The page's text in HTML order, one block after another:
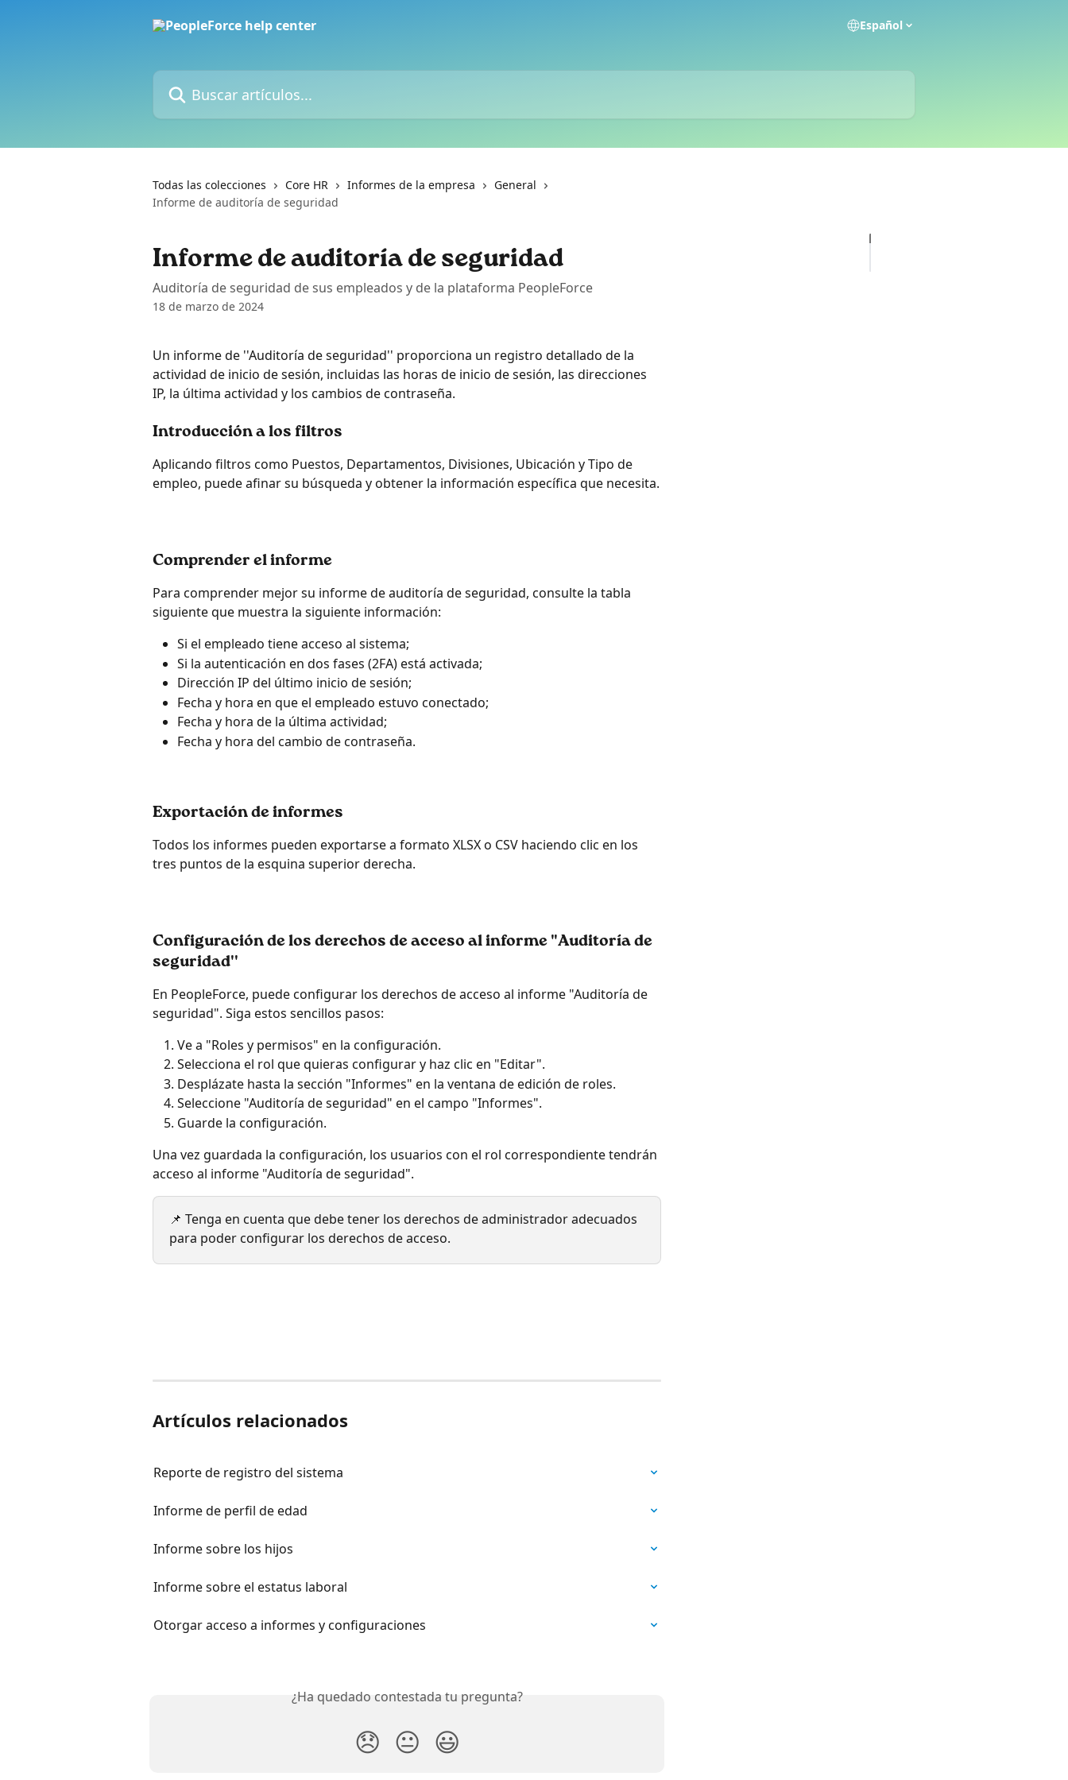
Español
Buscar artículos...
Todas las colecciones Core HR Informes de la empresa
General
Informe de auditoría de seguridad
Informe de auditoría de seguridad
Auditoría de seguridad de sus empleados y de la plataforma PeopleForce
18 de marzo de 2024
Un informe de ''Auditoría de seguridad'' proporciona un registro detallado de la
actividad de inicio de sesión, incluidas las horas de inicio de sesión, las direcciones
IP, la última actividad y los cambios de contraseña.
Introducción a los filtros
Aplicando filtros como Puestos, Departamentos, Divisiones, Ubicación y Tipo de
empleo, puede afinar su búsqueda y obtener la información específica que necesita.
Comprender el informe
Para comprender mejor su informe de auditoría de seguridad, consulte la tabla
siguiente que muestra la siguiente información:
Si el empleado tiene acceso al sistema;
Si la autenticación en dos fases (2FA) está activada;
Dirección IP del último inicio de sesión;
Fecha y hora en que el empleado estuvo conectado;
Fecha y hora de la última actividad;
Fecha y hora del cambio de contraseña.
Exportación de informes
Todos los informes pueden exportarse a formato XLSX o CSV haciendo clic en los
tres puntos de la esquina superior derecha.
Configuración de los derechos de acceso al informe "Auditoría de
seguridad''
En PeopleForce, puede configurar los derechos de acceso al informe "Auditoría de
seguridad". Siga estos sencillos pasos:
Ve a "Roles y permisos" en la configuración.
Selecciona el rol que quieras configurar y haz clic en "Editar".
Desplázate hasta la sección "Informes" en la ventana de edición de roles.
Seleccione "Auditoría de seguridad" en el campo "Informes".
Guarde la configuración.
Una vez guardada la configuración, los usuarios con el rol correspondiente tendrán
acceso al informe "Auditoría de seguridad".
📌 Tenga en cuenta que debe tener los derechos de administrador adecuados
para poder configurar los derechos de acceso.
Artículos relacionados
Reporte de registro del sistema
Informe de perfil de edad
Informe sobre los hijos
Informe sobre el estatus laboral
Otorgar acceso a informes y configuraciones
¿Ha quedado contestada tu pregunta?
😞 😐 😃